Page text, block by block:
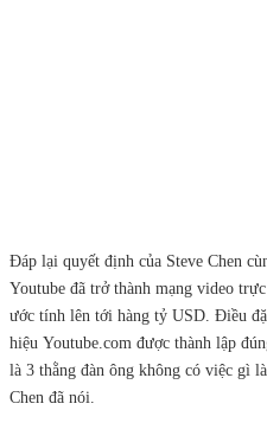
Đáp lại quyết định của Steve Chen
Youtube đã trở thành mạng video
ước tính lên tới hàng tỷ USD. Điều
hiệu Youtube.com được thành lập
là 3 thằng đàn ông không có việc gì
Chen đã nói.